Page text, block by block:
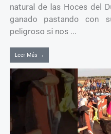
natural de las Hoces del
ganado pastando con
peligroso si nos ...
Leer Más →